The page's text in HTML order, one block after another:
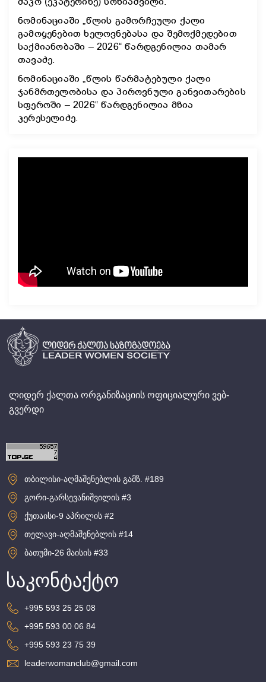
მაკო (ეკატერინე) სოზიაშვილი.
ნომინაციაში „წლის გამორჩეული ქალი
გამოყენებით ხელოვნებასა და შემოქმედებით
საქმიანობაში – 2026“ წარდგენილია თამარ
თავაძე.
ნომინაციაში „წლის წარმატებული ქალი
ჯანმრთელობისა და პიროვნული განვითარების
სფეროში – 2026“ წარდგენილია მზია
კერესელიძე.
ლიდერ ქალთა ორგანიზაციის ოფიციალური ვებ-
გვერდი
თბილისი-აღმაშენებლის გამზ. #189
გორი-გარსევანიშვილის #3
ქუთაისი-9 აპრილის #2
თელავი-აღმაშენებლის #14
ბათუმი-26 მაისის #33
საკონტაქტო
+995 593 25 25 08
+995 593 00 06 84
+995 593 23 75 39
leaderwomanclub@gmail.com